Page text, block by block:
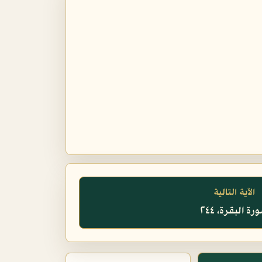
الآية التالية
البقرة، ٢٤٤